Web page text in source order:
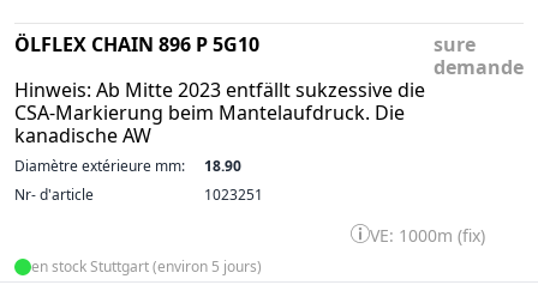
ÖLFLEX CHAIN 896 P 5G10
Hinweis: Ab Mitte 2023 entfällt sukzessive die
CSA-Markierung beim Mantelaufdruck. Die
kanadische AW
sure
demande
Diamètre extérieure mm:
18.90
Nr- d'article
1023251
VE: 1000m (fix)
en stock Stuttgart (environ 5 jours)